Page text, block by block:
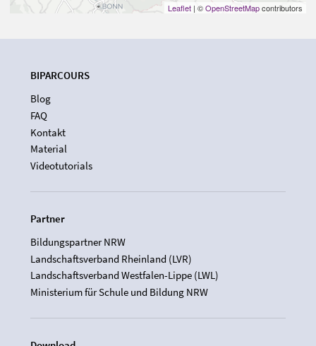
Leaflet | ©OpenStreetMapcontributors
BIPARCOURS
Blog
FAQ
Kontakt
Material
Videotutorials
Partner
Bildungspartner NRW
Landschaftsverband Rheinland (LVR)
Landschaftsverband Westfalen-Lippe (LWL)
Ministerium für Schule und Bildung NRW